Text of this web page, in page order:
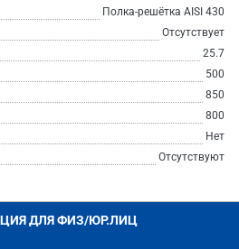
Полка-решётка AISI 430
Отсутствует
25.7
500
850
800
Нет
Отсутствуют
ДЛЯ ФИЗ/ЮР.ЛИЦ